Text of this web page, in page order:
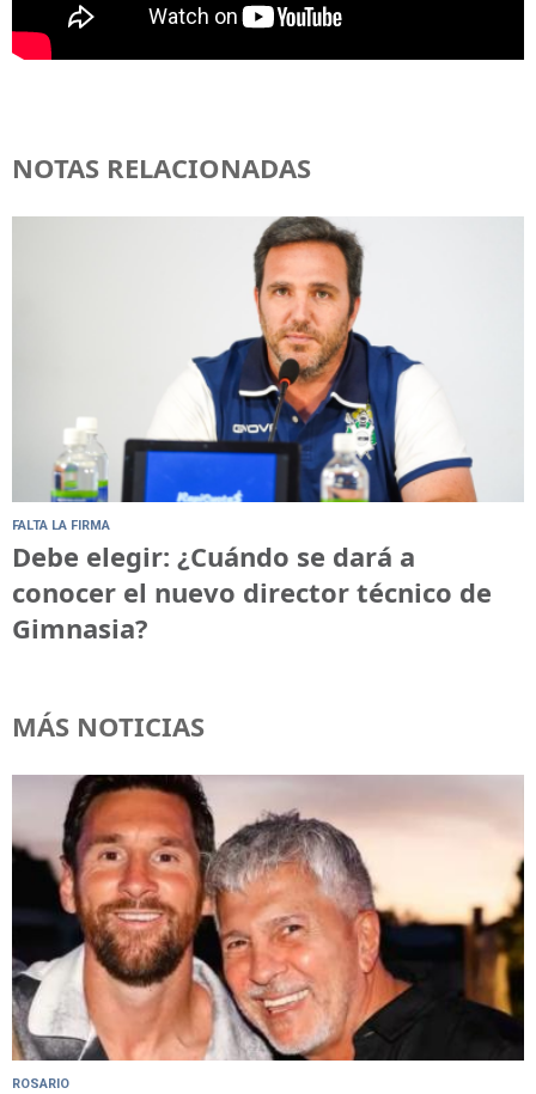
NOTAS RELACIONADAS
FALTA LA FIRMA
Debe elegir: ¿Cuándo se dará a
conocer el nuevo director técnico de
Gimnasia?
MÁS NOTICIAS
ROSARIO